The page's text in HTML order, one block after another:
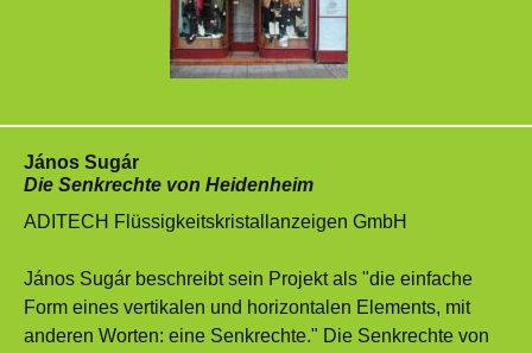
János Sugár
Die Senkrechte von Heidenheim
ADITECH Flüssigkeitskristallanzeigen GmbH
János Sugár beschreibt sein Projekt als "die einfache
Form eines vertikalen und horizontalen Elements, mit
anderen Worten: eine Senkrechte." Die Senkrechte von